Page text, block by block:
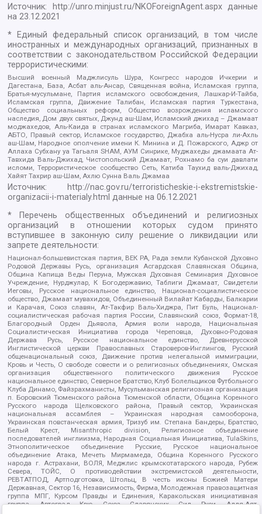
Источник: http://unro.minjust.ru/NKOForeignAgent.aspxданные
на23.12.2021
* Единый федеральный список организаций, в том числе
иностранных и международных организаций, признанных в
соответствии с законодательством Российской Федерации
террористическими:
Высший военный Маджлисуль Шура, Конгресс народов Ичкерии и
Дагестана, База, Асбат аль-Ансар, Священная война, Исламская группа,
Братья-мусульмане, Партия исламского освобождения, Лашкар-И-Тайба,
Исламская группа, Движение Талибан, Исламская партия Туркестана,
Общество социальных реформ, Общество возрождения исламского
наследия, Дом двух святых, Джунд аш-Шам, Исламский джихад – Джамаат
моджахедов, Аль-Каида в странах исламского Магриба, Имарат Кавказ,
АБТО, Правый сектор, Исламское государство, Джабха аль-Нусра ли-Ахль
аш-Шам, Народное ополчение имени К. Минина и Д. Пожарского, Аджр от
Аллаха Субхану уа Тагьаля SHAM, АУМ Синрике, Муджахеды джамаата Ат-
Тавхида Валь-Джихад, Чистопольский Джамаат, Рохнамо ба суи давлати
исломи, Террористическое сообщество Сеть, Катиба Таухид валь-Джихад,
Хайят Тахрир аш-Шам, Ахлю Сунна Валь Джамаа
Источник:
http://nac.gov.ru/terroristicheskie-i-ekstremistskie-
organizacii-i-materialy.html данные на06.12.2021
* Перечень общественных объединений и религиозных
организаций в отношении которых судом принято
вступившее в законную силу решение о ликвидации или
запрете деятельности:
Национал-большевистская партия, ВЕК РА, Рада земли Кубанской Духовно
Родовой Державы Русь, организация Асгардская Славянская Община,
Община Капища Веды Перуна, Мужская Духовная Семинария Духовное
Учреждение, Нурджулар, К Богодержавию, Таблиги Джамаат, Свидетели
Иеговы, Русское национальное единство, Национал-социалистическое
общество, Джамаат мувахидов, Объединенный Вилайат Кабарды, Балкарии
и Карачая, Союз славян, Ат-Такфир Валь-Хиджра, Пит Буль, Национал-
социалистическая рабочая партия России, Славянский союз, Формат-18,
Благородный Орден Дьявола, Армия воли народа, Национальная
Социалистическая Инициатива города Череповца, Духовно-Родовая
Держава Русь, Русское национальное единство, Древнерусской
Инглистической церкви Православных Староверов-Инглингов, Русский
общенациональный союз, Движение против нелегальной иммиграции,
Кровь и Честь, О свободе совести и о религиозных объединениях, Омская
организация общественного политического движения Русское
национальное единство, Северное Братство, Клуб Болельщиков Футбольного
Клуба Динамо, Файзрахманисты, Мусульманская религиозная организация
п. Боровский Тюменского района Тюменской области, Община Коренного
Русского народа Щелковского района, Правый сектор, Украинская
национальная ассамблея – Украинская народная самооборона,
Украинская повстанческая армия, Тризуб им. Степана Бандеры, Братство,
Белый Крест, Misanthropic division, Религиозное объединение
последователей инглиизма, Народная Социальная Инициатива, TulaSkins,
Этнополитическое объединение Русские, Русское национальное
объединение Атака, Мечеть Мирмамеда, Община Коренного Русского
народа г. Астрахани, ВОЛЯ, Меджлис крымскотатарского народа, Рубеж
Севера, ТОЙС, О противодействии экстремистской деятельности,
РЕВТАТПОД, Артподготовка, Штольц, В честь иконы Божией Матери
Державная, Сектор 16, Независимость, Фирма, Молодежная правозащитная
группа МПГ, Курсом Правды и Единения, Каракольская инициативная
группа, Автоград Крю, Союз Славянских Сил Руси, Алля-Аят,